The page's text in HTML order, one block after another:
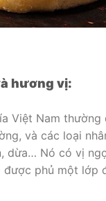
hương vị:
Việt Nam
và các loại
dừa… Nó có vị
được phủ một lớp